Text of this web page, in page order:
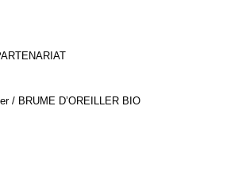
/ BRUME D’OREILLER BIO